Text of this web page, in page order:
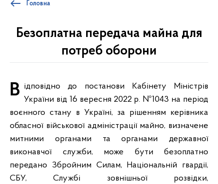
Головна
Безоплатна передача майна для
потреб оборони
Відповідно до постанови Кабінету Міністрів України від 16 вересня 2022 р. №1043 на період
воєнного стану в Україні, за рішенням керівника
обласної військової адміністрації майно, визначене
митними органами та органами державної
виконавчої служби, може бути безоплатно
передано Збройним Силам, Національній гвардії,
СБУ, Службі зовнішньої розвідки,